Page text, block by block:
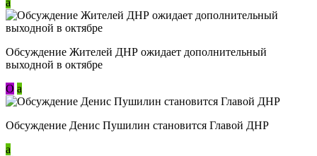
Обсуждение Жителей ДНР ожидает дополнительный
выходной в октябре
О a
Обсуждение Денис Пушилин становится Главой ДНР
a